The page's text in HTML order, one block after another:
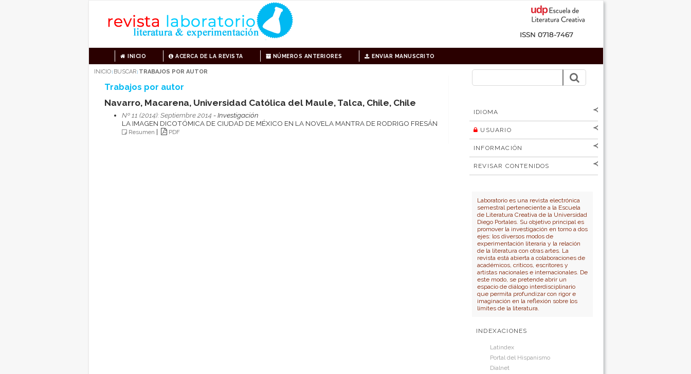
INICIO ACERCA DE LA REVISTA NÚMEROS ANTERIORES ENVIAR MANUSCRITO
IDIOMA
[Español
USUARIO
Nombre de
usuario
Contraseña
INFORMACIÓN
Para lectores/as
Para autores
REVISAR CONTENIDOS
Autor
Título
Laboratorio es una revista electrónica
semestral perteneciente a la Escuela
de Literatura Creativa de la Universidad
Diego Portales. Su objetivo principal es
promover la investigación en torno a dos
ejes: los diversos modos de
experimentación literaria y la relación
de la literatura con otras artes. La
revista está abierta a colaboraciones de
académicos, críticos, escritores y
artistas nacionales e internacionales. De
este modo, se pretende abrir un
espacio de diálogo interdisciplinario
que permita profundizar con rigor e
imaginación en la reflexión sobre los
límites de la literatura.
INDEXACIONES
Latindex
Portal del Hispanismo
Dialnet
INICIO | BUSCAR | TRABAJOS POR AUTOR
Trabajos por autor
Navarro, Macarena, Universidad Católica del Maule, Talca, Chile, Chile
Nº 11 (2014): Septiembre 2014 - Investigación
LA IMAGEN DICOTÓMICA DE CIUDAD DE MÉXICO EN LA NOVELA MANTRA DE RODRIGO FRESÁN
Resumen | PDF